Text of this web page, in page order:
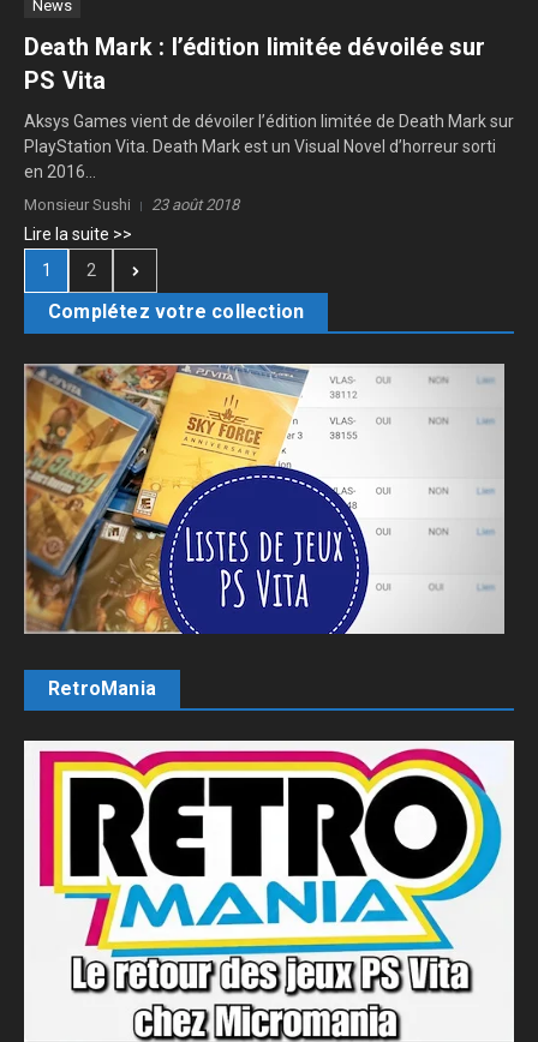
News
Death Mark : l’édition limitée dévoilée sur
PS Vita
Aksys Games vient de dévoiler l’édition limitée de Death Mark sur
PlayStation Vita. Death Mark est un Visual Novel d’horreur sorti
en 2016...
Monsieur Sushi 23 août 2018
Lire la suite >>
1
2
Complétez votre collection
RetroMania